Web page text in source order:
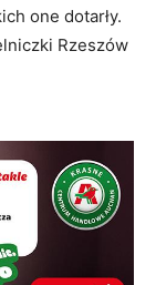
one dotarły.
Rzeszów